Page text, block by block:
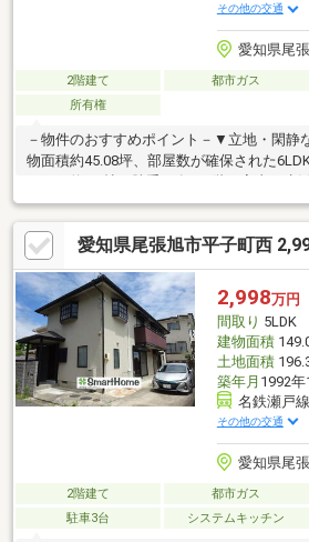
その他の交通
愛知県尾
2階建て 都市ガス
所有権
－物件のおすすめポイント－▼立地・閑静
物面積約45.08坪、部屋数が確保された
遊式の間取り・広縁・床の間付の趣ある和
用も可能・主寝室は約10.0帖、大型ベッド
車スペース2台分有(車種による／カーポー
ール三郷店 徒歩10分(約780m)※容積率は前
160％に制限されます■ ご希望の住まい探し
━━━━━・・・物件の詳細・ご相談はお
ださい。
愛知県尾張旭市平子町西
2,998万円
間取り 5LDK
建物面積
土地面積
築年月 1992
名鉄瀬戸
その他の交通
愛知県尾
2階建て 都市ガス
駐車3台
システムキッチン